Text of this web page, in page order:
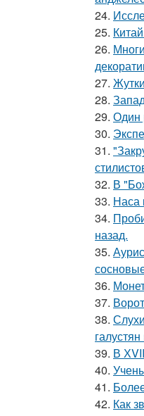
24.
25.
26.
27.
28.
29. Один
30.
31.
32. В
33. Наса
34.
назад.
35.
36.
37.
38.
39. В
40.
41.
42. Как